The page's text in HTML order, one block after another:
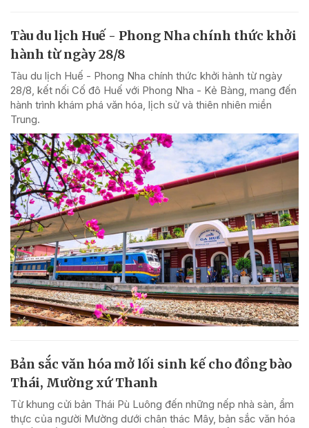
Tàu du lịch Huế - Phong Nha chính thức khởi
hành từ ngày 28/8
Tàu du lịch Huế - Phong Nha chính thức khởi hành từ ngày
28/8, kết nối Cố đô Huế với Phong Nha - Kẻ Bàng, mang đến
hành trình khám phá văn hóa, lịch sử và thiên nhiên miền
Trung.
Bản sắc văn hóa mở lối sinh kế cho đồng bào
Thái, Mường xứ Thanh
Từ khung cửi bản Thái Pù Luông đến những nếp nhà sàn, ẩm
thực của người Mường dưới chân thác Mây, bản sắc văn hóa